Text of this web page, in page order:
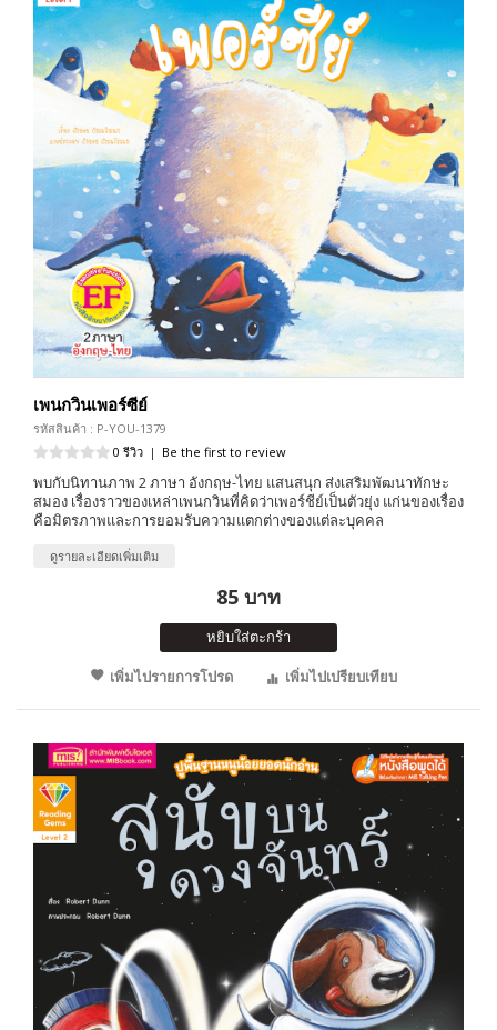
เพนกวินเพอร์ซีย์
รหัสสินค้า : P-YOU-1379
0 รีวิว | Be the first to review
พบกับนิทานภาพ 2 ภาษา อังกฤษ-ไทย แสนสนุก ส่งเสริมพัฒนาทักษะ
สมอง เรื่องราวของเหล่าเพนกวินที่คิดว่าเพอร์ชีย์เป็นตัวยุ่ง แก่นของเรื่อง
คือมิตรภาพและการยอมรับความแตกต่างของแต่ละบุคคล
ดูรายละเอียดเพิ่มเติม
85 บาท
หยิบใส่ตะกร้า
เพิ่มไปรายการโปรด
เพิ่มไปเปรียบเทียบ